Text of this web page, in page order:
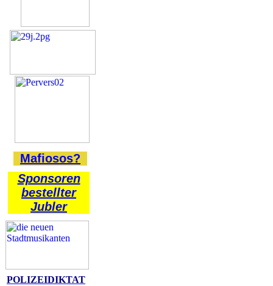
Mafiosos?
Sponsoren
bestellter
Jubler
POLIZEIDIKTAT